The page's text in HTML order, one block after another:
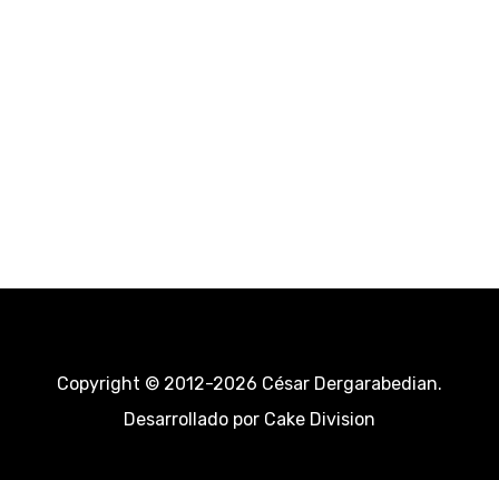
Copyright © 2012-2026 César Dergarabedian.
Desarrollado porCake Division